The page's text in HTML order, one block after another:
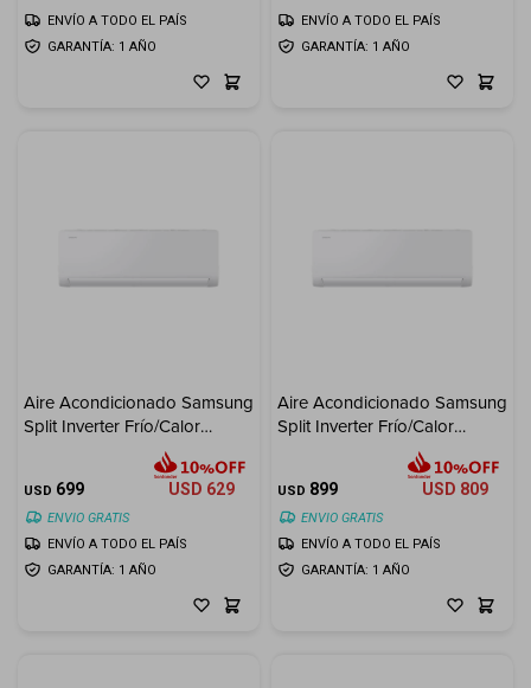
GARANTÍA: 1 AÑO
ENVÍO A TODO EL PAÍS
GARANTÍA: 1 AÑO
ENVÍO A TODO EL PAÍS
Aire Acondicionado Samsung
Split Inverter Frío/Calor
USD 699 USD 629
ENVIO GRATIS
GARANTÍA: 1 AÑO
ENVÍO A TODO EL PAÍS
Aire Acondicionado Samsung
Split Inverter Frío/Calor
USD 899 USD 809
ENVIO GRATIS
GARANTÍA: 1 AÑO
ENVÍO A TODO EL PAÍS